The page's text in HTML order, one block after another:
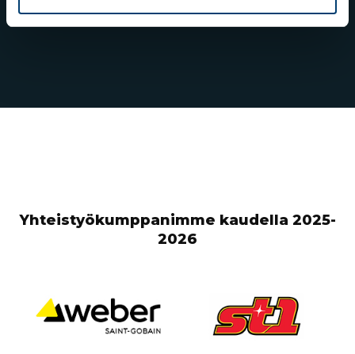
hiihtojen avauskilpailujen voittajiksi
Yhteistyökumppanimme kaudella 2025-
2026